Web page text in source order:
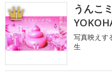
1
うんこ
写真映えす
生